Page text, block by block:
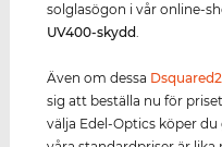
solglasögon i vår online-
UV400-skydd.
Även om dessa Dsquared2
sig att beställa nu för
välja Edel-Optics köper